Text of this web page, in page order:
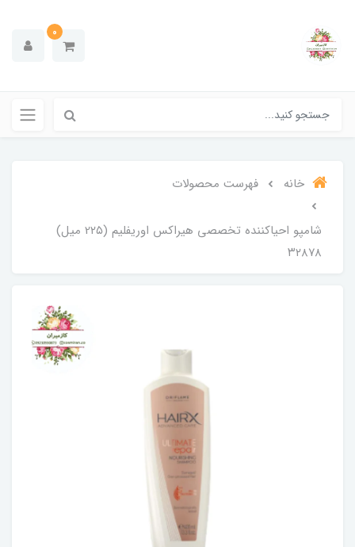
0
خانه فهرست محصولات
شامپو احیاکننده تخصصی هیراکس اوریفلیم (2۲۵ میل)
۳۲۸۷8